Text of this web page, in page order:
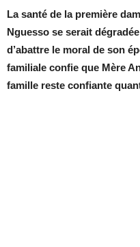
La santé de la première
Nguesso se serait
d’abattre le moral de son
familiale confie que Mère
famille reste confiante